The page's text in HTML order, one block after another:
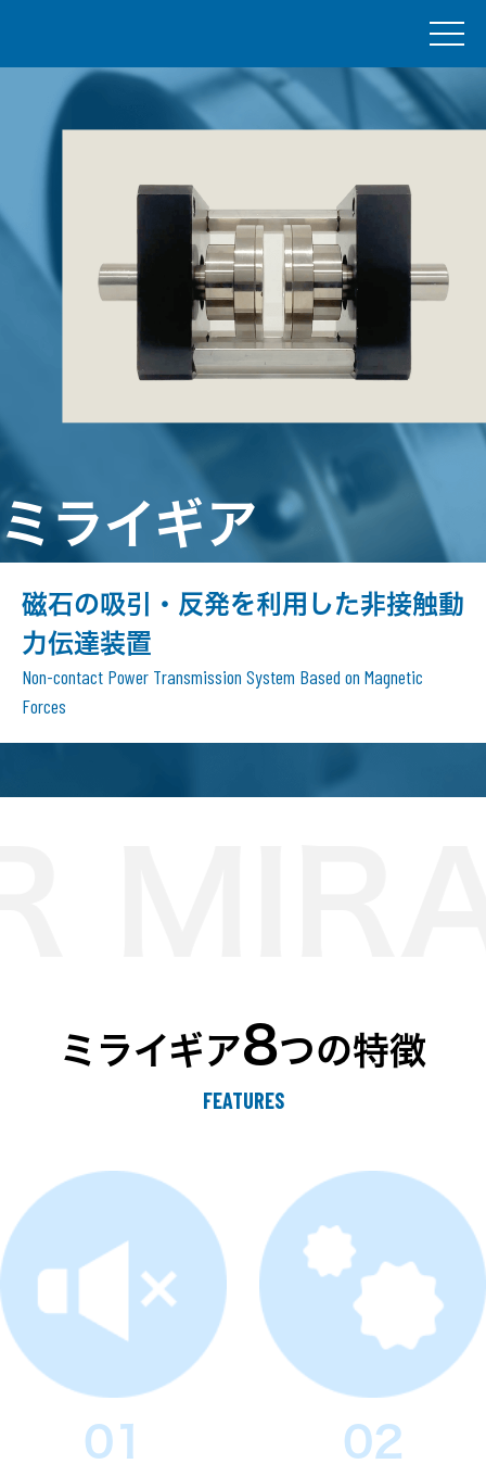
ミライギア
磁石の吸引・反発を利用した非接触動
力伝達装置
Non-contact Power Transmission System Based on Magnetic
Forces
ミライギア8つの特徴
FEATURES
01 02